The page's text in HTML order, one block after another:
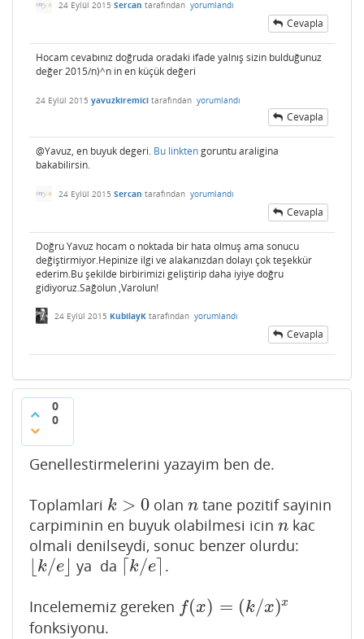
24 Eylül 2015 Sercan tarafından yorumlandı
Cevapla
Hocam cevabınız doğruda oradaki ifade yalnış sizin bulduğunuz
değer 2015/n)^n in en küçük değeri
24 Eylül 2015 yavuzkiremici tarafından yorumlandı
Cevapla
@Yavuz, en buyuk degeri. Bu linktengoruntu araligina
bakabilirsin.
24 Eylül 2015 Sercan tarafından yorumlandı
Cevapla
Doğru Yavuz hocam o noktada bir hata olmuş ama sonucu
değiştirmiyor.Hepinize ilgi ve alakanızdan dolayı çok teşekkür
ederim.Bu şekilde birbirimizi geliştirip daha iyiye doğru
gidiyoruz.Sağolun ,Varolun!
24 Eylül 2015 KubilayK tarafından yorumlandı
Cevapla
0
0
Genellestirmelerini yazayim ben de.
Toplamlari k > 0
k> 0 olann
n tane pozitif sayinin
carpiminin en buyuk olabilmesi icin n
nkac
olmali denilseydi, sonuc benzer olurdu:
⌊ k/e ⌋
k/e⌋ ya da ⌈k/e⌉
k/e⌉ .
Incelememiz gereken f(x) = (k/x)x
f(x)=(k /x) x
fonksiyonu.